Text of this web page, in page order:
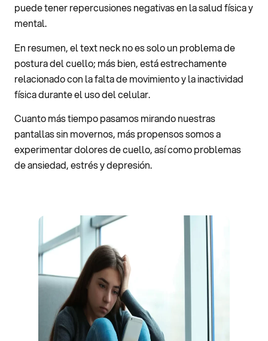
puede tener repercusiones negativas en la salud física y
mental.
En resumen, el text neck no es solo un problema de
postura del cuello; más bien, está estrechamente
relacionado con la falta de movimiento y la inactividad
física durante el uso del celular.
Cuanto más tiempo pasamos mirando nuestras
pantallas sin movernos, más propensos somos a
experimentar dolores de cuello, así como problemas
de ansiedad, estrés y depresión.